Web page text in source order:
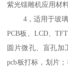
紫光镭雕机应用材
4，适用于玻璃
PCB板、LCD、
圆片微孔、盲孔加
pcb板打标，划片